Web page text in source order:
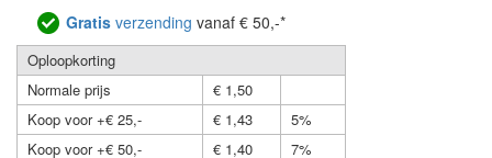
Gratis verzending vanaf € 50,-*
Oploopkorting
Normale prijs
€ 1,50
Koop voor +€ 25,-
€ 1,43
5%
Koop voor +€ 50,-
€ 1,40
7%